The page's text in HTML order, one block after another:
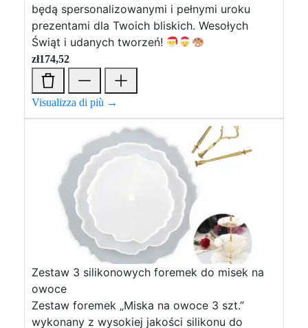
będą spersonalizowanymi i pełnymi uroku
prezentami dla Twoich bliskich. Wesołych
Świąt i udanych tworzeń!
zł174,52
Visualizza di più →
Zestaw 3 silikonowych foremek do misek na
owoce
Zestaw foremek „Miska na owoce 3 szt.”
wykonany z wysokiej jakości silikonu do